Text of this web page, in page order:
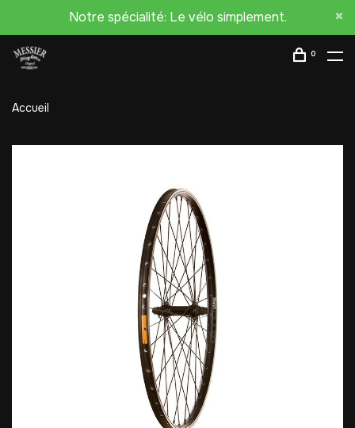
Notre spécialité: Le vélo simplement.
0
Accueil